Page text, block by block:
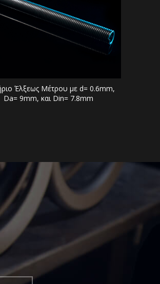
Έλξεως Μέτρου με d= 0.6mm,
Da= 9mm, και Din= 7.8mm